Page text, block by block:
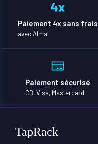
du
produit
Paiement 4x sans frais
avec Alma
Paiement sécurisé
CB, Visa, Mastercard
TapRack